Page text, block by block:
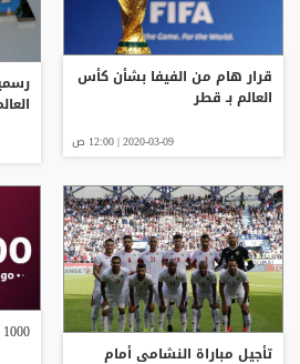
قرار هام من الفيفا بشأن كأس
العالم بـ قطر
2020-03-09 | 12:00 ص
تأجيل مباراة النشامى أمام
1000 يوم لبداية الحلم القطري